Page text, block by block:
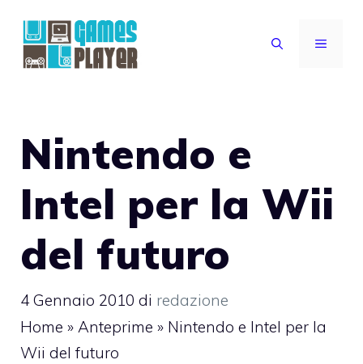
contenuto
MENU
Nintendo e
Intel per la Wii
del futuro
4 Gennaio 2010 di redazione
Home » Anteprime » Nintendo e Intel per la
Wii del futuro